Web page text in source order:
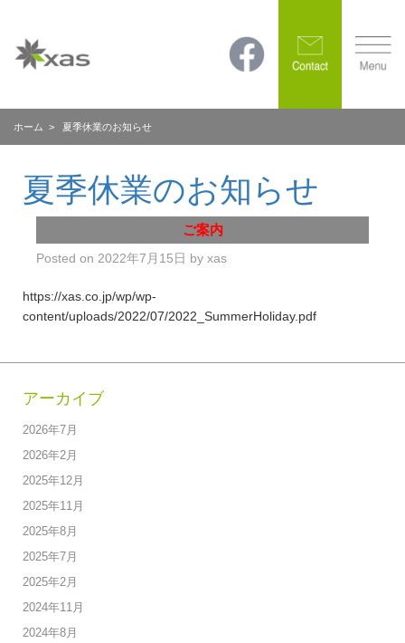
ホーム > 夏季休業のお知らせ
夏季休業のお知らせ
ご案内
Posted on 2022年7月15日 by xas
https://xas.co.jp/wp/wp-
content/uploads/2022/07/2022_SummerHoliday.pdf
アーカイブ
2026年7月
2026年2月
2025年12月
2025年11月
2025年8月
2025年7月
2025年2月
2024年11月
2024年8月